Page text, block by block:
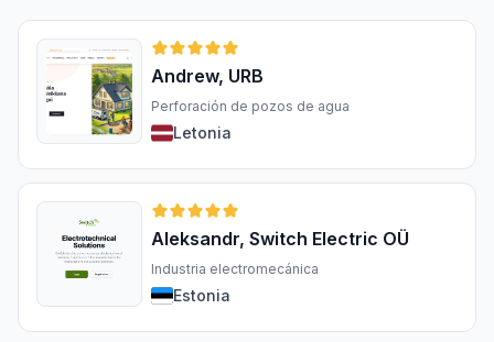
Andrew, URB
Perforación de pozos de agua
Letonia
Aleksandr, Switch Electric OÜ
Industria electromecánica
Estonia